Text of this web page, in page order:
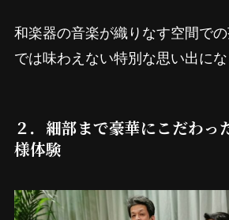
和楽器の音楽が織りなす空間で
では味わえない特別な思い出にな
２．細部まで豪華にこだわっ
様体験